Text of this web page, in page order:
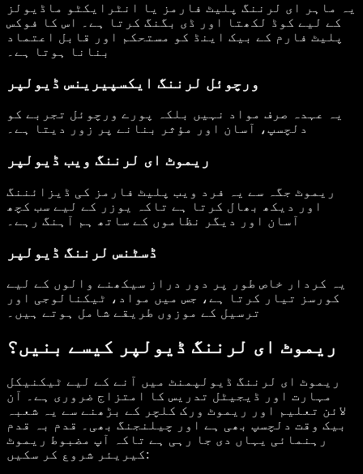
یہ ماہر ای لرننگ پلیٹ فارمز یا انٹرایکٹو ماڈیولز
کے لیے کوڈ لکھتا اور ڈی بگنگ کرتا ہے۔ اس کا فوکس
پلیٹ فارم کے بیک اینڈ کو مستحکم اور قابل اعتماد
بنانا ہوتا ہے۔
ورچوئل لرننگ ایکسپیرینس ڈیولپر
یہ عہدہ صرف مواد نہیں بلکہ پورے ورچوئل تجربے کو
دلچسپ، آسان اور مؤثر بنانے پر زور دیتا ہے۔
ریموٹ ای لرننگ ویب ڈیولپر
ریموٹ جگہ سے یہ فرد ویب پلیٹ فارمز کی ڈیزائننگ
اور دیکھ بھال کرتا ہے تاکہ یوزر کے لیے سب کچھ
آسان اور دیگر نظاموں کے ساتھ ہم آہنگ رہے۔
ڈسٹنس لرننگ ڈیولپر
یہ کردار خاص طور پر دور دراز سیکھنے والوں کے لیے
کورسز تیار کرتا ہے، جس میں مواد، ٹیکنالوجی اور
ترسیل کے موزوں طریقے شامل ہوتے ہیں۔
ریموٹ ای لرننگ ڈیولپر کیسے بنیں؟
ریموٹ ای لرننگ ڈیولپمنٹ میں آنے کے لیے ٹیکنیکل
مہارت اور ڈیجیٹل تدریس کا امتزاج ضروری ہے۔ آن
لائن تعلیم اور ریموٹ ورک کلچر کے بڑھنے سے یہ شعبہ
بیک وقت دلچسپ بھی ہے اور چیلنجنگ بھی۔ قدم بہ قدم
رہنمائی یہاں دی جا رہی ہے تاکہ آپ مضبوط ریموٹ
کیریئر شروع کر سکیں: